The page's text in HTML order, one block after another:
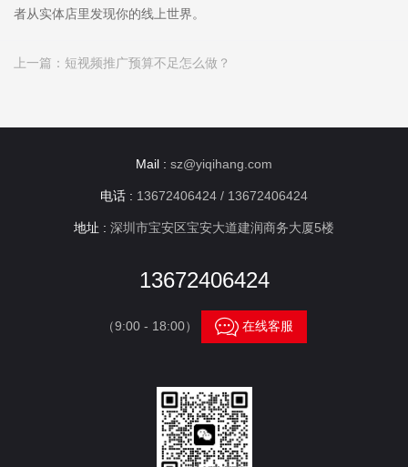
者从实体店里发现你的线上世界。
上一篇： 短视频推广预算不足怎么做？
Mail : sz@yiqihang.com
电话 : 13672406424 / 13672406424
地址 : 深圳市宝安区宝安大道建润商务大厦5楼
13672406424
（9:00 - 18:00） 在线客服